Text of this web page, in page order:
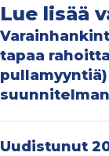
Lue lisää
tapaa
Uudistunut